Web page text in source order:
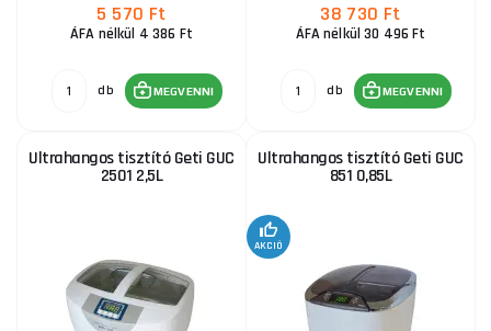
5 570 Ft
ÁFA nélkül 4 386 Ft
db MEGVENNI
38 730 Ft
ÁFA nélkül 30 496 Ft
db MEGVENNI
Ultrahangos tisztító Geti GUC
2501 2,5L
Ultrahangos tisztító Geti GUC
851 0,85L
AKCIÓ